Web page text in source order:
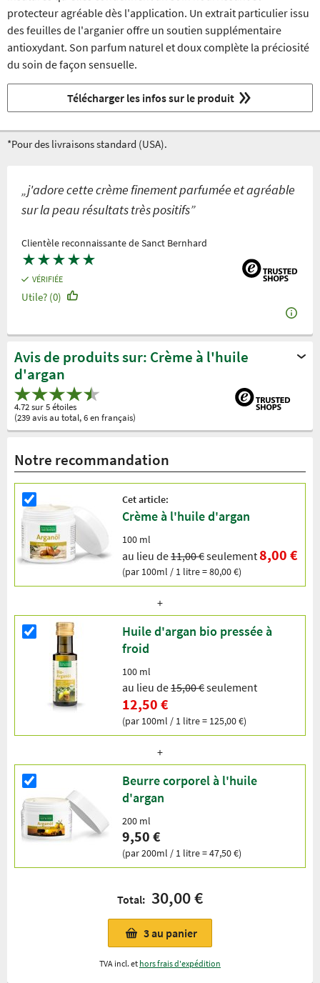
protecteur agréable dès l'application. Un extrait particulier issu
des feuilles de l'arganier offre un soutien supplémentaire
antioxydant. Son parfum naturel et doux complète la préciosité
du soin de façon sensuelle.
Télécharger les infos sur le produit
*Pour des livraisons standard (USA).
„j'adore cette crème finement parfumée et agréable
sur la peau résultats très positifs”
Clientèle reconnaissante de Sanct Bernhard
★★★★★
VÉRIFIÉE
Utile? (0)
Avis de produits sur: Crème à l'huile
d'argan
4.72 sur 5 étoiles
(239 avis au total, 6 en français)
Notre recommandation
Cet article:
Crème à l'huile d'argan
100 ml
au lieu de11,00 €seulement8,00 €
(par 100ml / 1 litre = 80,00 €)
Huile d'argan bio pressée à
froid
100 ml
au lieu de15,00 €seulement
12,50 €
(par 100ml / 1 litre = 125,00 €)
Beurre corporel à l'huile
d'argan
200 ml
9,50 €
(par 200ml / 1 litre = 47,50 €)
Total: 30,00 €
3au panier
TVA incl. et hors frais d'expédition